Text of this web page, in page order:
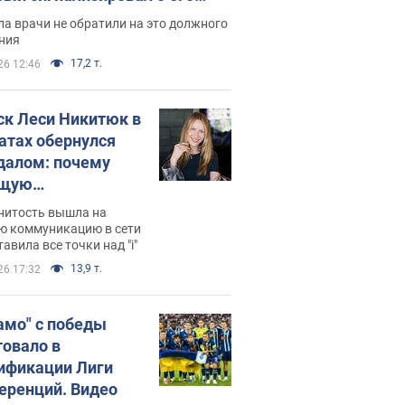
раке
врачи не обратили на это должного
12:46 17,2 т.
Леси Никитюк в
обернулся
почему
вышла на
коммуникацию в сети
все точки над "i"
17:32 13,9 т.
с победы
в
Лиги
Видео